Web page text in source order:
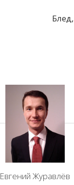
Евгений Журавлёв